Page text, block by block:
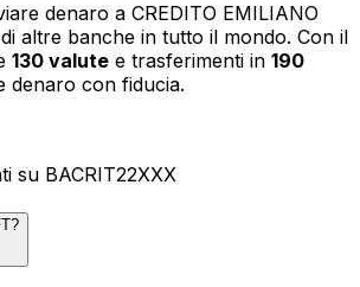
denaro a CREDITO EMILIANO
di altre banche in tutto il mondo. Con il
130 valute e trasferimenti in 190
denaro con fiducia.
su BACRIT22XXX